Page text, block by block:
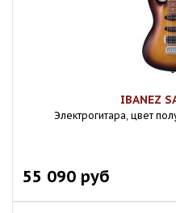
IBANEZ
Электрогитара, цвет
55 090 руб